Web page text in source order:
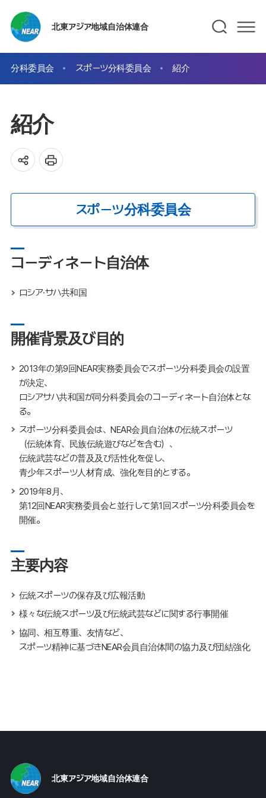
北東アジア地域自治体連合
分科委員会 スポーツ分科委員会 紹介
紹介
スポーツ分科委員会
コーディネート自治体
ロシア·サハ共和国
開催背景及び目的
2013年の第9回NEAR実務委員会でスポーツ分科委員会の設置
が決定、
ロシアサハ共和国が同分科委員会のコーディネート自治体とな
る。
スポーツ分科委員会は、NEAR会員自治体の伝統スポーツ
（伝統体育、民族伝統遊びなどを含む）、
伝統武芸などの普及及び活性化を促し、
青少年スポーツ人材育成、強化を目的とする。
2019年8月、
第12回NEAR実務委員会と並行して第1回スポーツ分科委員会を
開催。
主要内容
伝統スポーツの保存及び広報活動
様々な伝統スポーツ及び伝統武芸などに関する行事開催
協同、相互尊重、友情など、
スポーツ精神に基づきNEAR会員自治体間の協力及び団結強化
北東アジア地域自治体連合